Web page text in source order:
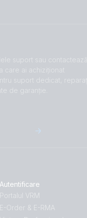
suport sau contactează
care ai achiziționat
suport dedicat, reparații
de garanție.
Autentificare
Portalul VRM
E-Order & E-RMA